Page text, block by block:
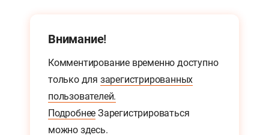
Внимание!
Комментирование временно доступно
только для зарегистрированных
пользователей.
Подробнее Зарегистрироваться
можно здесь.